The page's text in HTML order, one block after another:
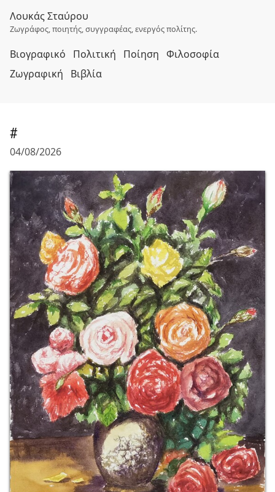
Λουκάς Σταύρου
Ζωγράφος, ποιητής, συγγραφέας, ενεργός πολίτης.
Βιογραφικό Πολιτική Ποίηση Φιλοσοφία
Ζωγραφική
Βιβλία
#
04/08/2026